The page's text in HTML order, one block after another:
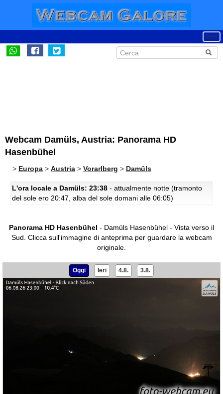
Webcam Damüls, Austria: Panorama HD
Hasenbühel
> Europa > Austria > Vorarlberg > Damüls
L'ora locale a Damüls: 23:38 - attualmente notte (tramonto
del sole ero 20:47, alba del sole domani alle 06:05)
Panorama HD Hasenbühel - Damüls Hasenbühel - Vista verso il
Sud. Clicca sull'immagine di anteprima per guardare la webcam
originale.
Oggi Ieri 4.8. 3.8.